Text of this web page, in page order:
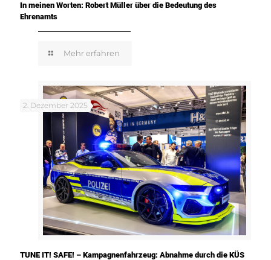
In meinen Worten: Robert Müller über die Bedeutung des
Ehrenamts
Mehr erfahren
2. Dezember 2025
TUNE IT! SAFE! – Kampagnenfahrzeug: Abnahme durch die KÜS